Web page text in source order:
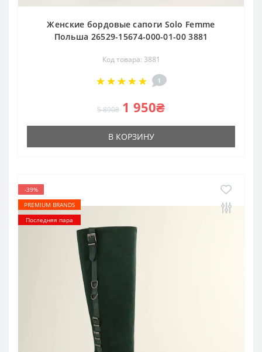
Женские бордовые сапоги Solo Femme
Польша 26529-15674-000-01-00 3881
Код товара: 3881
1
5 890₴ 1 950₴
В КОРЗИНУ
-39%
PREMIUM BRANDS
Последняя пара